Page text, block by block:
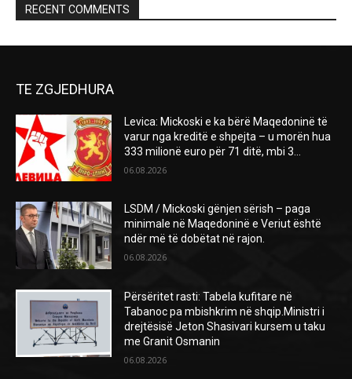
RECENT COMMENTS
TE ZGJEDHURA
Levica: Mickoski e ka bërë Maqedoninë të
varur nga kreditë e shpejta – u morën hua
333 milionë euro për 71 ditë, mbi 3...
06.08.2026
LSDM / Mickoski gënjen sërish – paga
minimale në Maqedoninë e Veriut është
ndër më të dobëtat në rajon.
06.08.2026
Përsëritet rasti: Tabela kufitare në
Tabanoc pa mbishkrim në shqip.Ministri i
drejtësisë Jeton Shasivari kursem u taku
me Granit Osmanin
06.08.2026